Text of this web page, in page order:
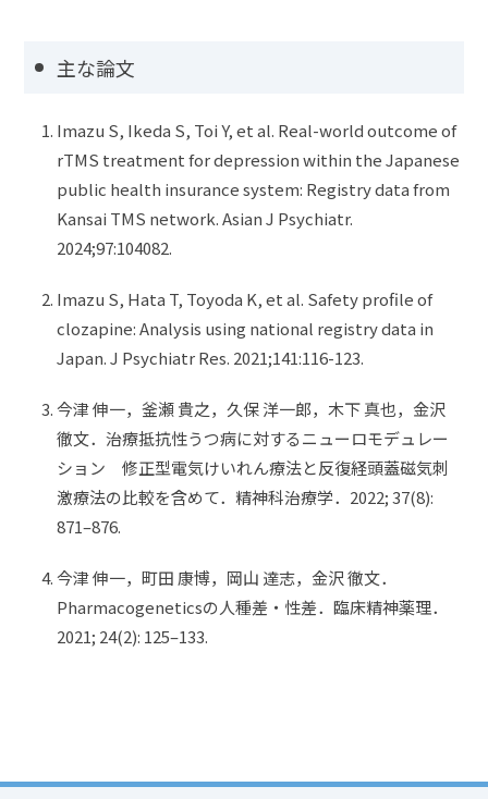
主な論文
Imazu S, Ikeda S, Toi Y, et al. Real-world outcome of
rTMS treatment for depression within the Japanese
public health insurance system: Registry data from
Kansai TMS network. Asian J Psychiatr.
2024;97:104082.
Imazu S, Hata T, Toyoda K, et al. Safety profile of
clozapine: Analysis using national registry data in
Japan. J Psychiatr Res. 2021;141:116-123.
今津 伸一，釜瀬 貴之，久保 洋一郎，木下 真也，金沢
徹文．治療抵抗性うつ病に対するニューロモデュレー
ション 修正型電気けいれん療法と反復経頭蓋磁気刺
激療法の比較を含めて．精神科治療学．2022; 37(8):
871–876.
今津 伸一，町田 康博，岡山 達志，金沢 徹文．
Pharmacogeneticsの人種差・性差．臨床精神薬理．
2021; 24(2): 125–133.